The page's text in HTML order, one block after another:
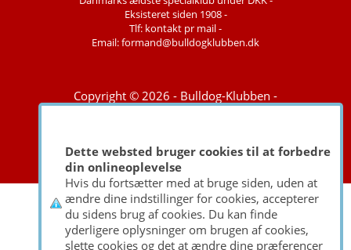
Dette websted bruger cookies til at forbedre
din onlineoplevelse
Hvis du fortsætter med at bruge siden, uden at
ændre dine indstillinger for cookies, accepterer
du sidens brug af cookies. Du kan finde
yderligere oplysninger om brugen af cookies,
slette cookies og det at ændre dine præferencer
Eksisteret siden 1908 -
Tlf: kontakt pr mail -
Email: formand@bulldogklubben.dk
Copyright © 2026 - Bulldog-Klubben -
Udviklet afgo2net.dk